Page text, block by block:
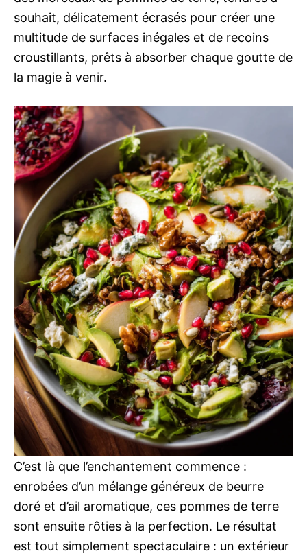
souhait, délicatement écrasés pour créer une
multitude de surfaces inégales et de recoins
croustillants, prêts à absorber chaque goutte de
la magie à venir.
C’est là que l’enchantement commence :
enrobées d’un mélange généreux de beurre
doré et d’ail aromatique, ces pommes de terre
sont ensuite rôties à la perfection. Le résultat
est tout simplement spectaculaire : un extérieur